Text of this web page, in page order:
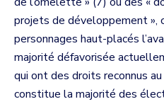
projets de développement »,
personnages haut-placés
majorité défavorisée
qui ont des droits reconnus
constitue la majorité des